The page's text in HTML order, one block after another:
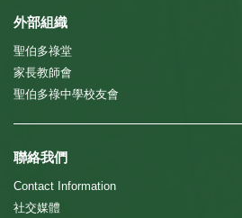
外部組織
聖伯多祿堂
家長教師會
聖伯多祿中學校友會
聯絡我們
Contact Information
社交媒體